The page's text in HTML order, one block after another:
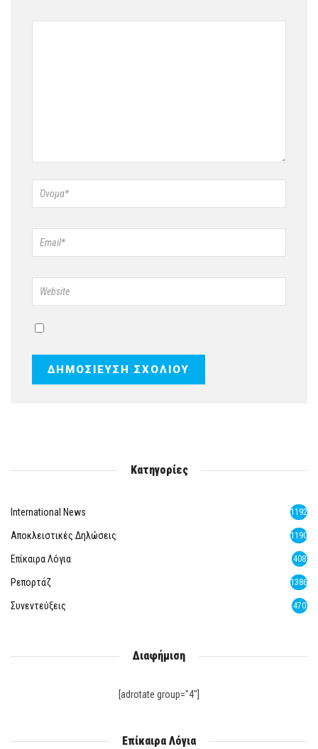
Κατηγορίες
International News 1192
Αποκλειστικές Δηλώσεις 1190
Επίκαιρα Λόγια 408
Ρεπορτάζ 1386
Συνεντεύξεις 470
Διαφήμιση
[adrotate group="4"]
Επίκαιρα Λόγια